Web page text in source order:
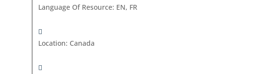
Language Of Resource: EN, FR
Location: Canada